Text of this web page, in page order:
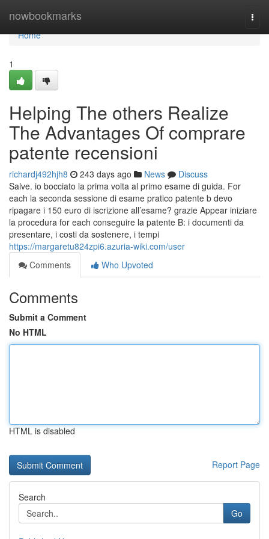
nowbookmarks
Home
Home
1
Helping The others Realize
The Advantages Of comprare
patente recensioni
richardj492hjh8 243 days ago News
Discuss
Salve. io bocciato la prima volta al primo esame di guida. For
each la seconda sessione di esame pratico patente b devo
ripagare i 150 euro di iscrizione all’esame? grazie Appear iniziare
la procedura for each conseguire la patente B: i documenti da
presentare, i costi da sostenere, i tempi
https://margaretu824zpi6.azuria-wiki.com/user
Comments
Who Upvoted
Comments
Submit a Comment
No HTML
HTML is disabled
Report Page
Search
Go